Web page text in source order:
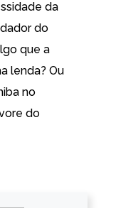
da
do
que a
lenda? Ou
no
do